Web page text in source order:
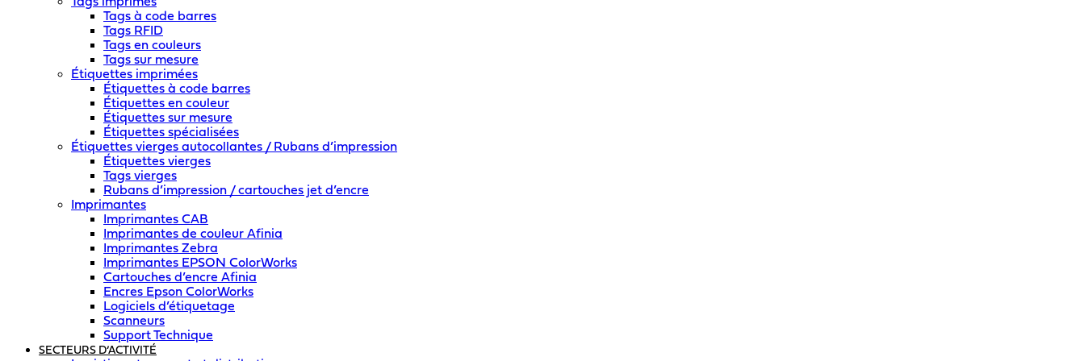
Tags à code barres
Tags RFID
Tags en couleurs
Tags sur mesure
Étiquettes imprimées
Étiquettes à code barres
Étiquettes en couleur
Étiquettes sur mesure
Étiquettes spécialisées
Étiquettes vierges autocollantes / Rubans d’impression
Étiquettes vierges
Tags vierges
Rubans d’impression / cartouches jet d’encre
Imprimantes
Imprimantes CAB
Imprimantes de couleur Afinia
Imprimantes Zebra
Imprimantes EPSON ColorWorks
Cartouches d’encre Afinia
Encres Epson ColorWorks
Logiciels d’étiquetage
Scanneurs
Support Technique
SECTEURS D’ACTIVITÉ